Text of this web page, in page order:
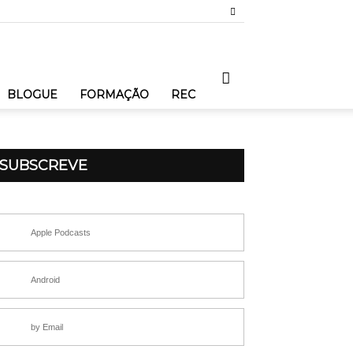
BLOGUE FORMAÇÃO REC
SUBSCREVE
Apple Podcasts
Android
by Email